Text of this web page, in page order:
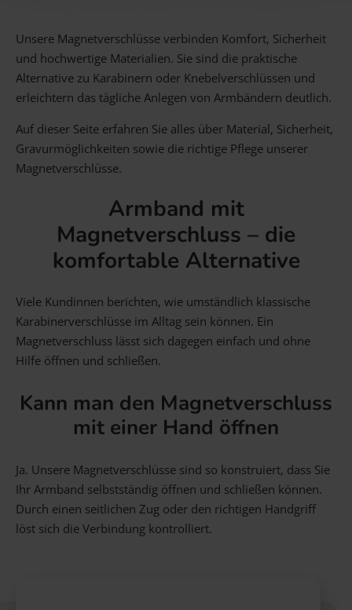
Anlass Person Gutscheine
FAQ Häufig gestellte Fragen
Schmuck Ratgeber
Schneller Versand
Unsere Magnetverschlüsse verbinden Komfort, Sicherheit
und hochwertige Materialien. Sie sind die praktische
Alternative zu Karabinern oder Knebelverschlüssen und
erleichtern das tägliche Anlegen von Armbändern deutlich.
Auf dieser Seite erfahren Sie alles über Material, Sicherheit,
Gravurmöglichkeiten sowie die richtige Pflege unserer
Magnetverschlüsse.
Armband mit
Magnetverschluss – die
komfortable Alternative
Viele Kundinnen berichten, wie umständlich klassische
Karabinerverschlüsse im Alltag sein können. Ein
Magnetverschluss lässt sich dagegen einfach und ohne
Hilfe öffnen und schließen.
Kann man den Magnetverschluss
mit einer Hand öffnen
Ja. Unsere Magnetverschlüsse sind so konstruiert, dass Sie
Ihr Armband selbstständig öffnen und schließen können.
Durch einen seitlichen Zug oder den richtigen Handgriff
löst sich die Verbindung kontrolliert.